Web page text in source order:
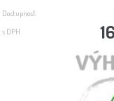
Dostupnosť:
s DPH